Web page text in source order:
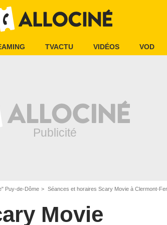
TVACTU VIDÉOS VOD
Puy-de-Dôme Séances et horaires Scary Movie à Clermont-
Movie